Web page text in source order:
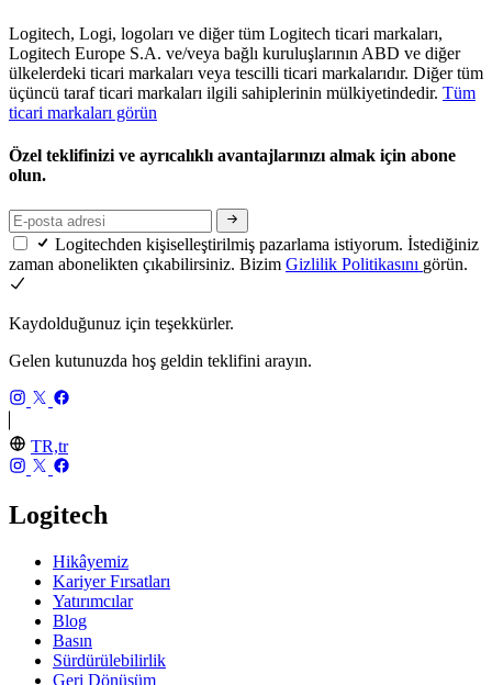
Logitech, Logi, logoları ve diğer tüm Logitech ticari markaları,
Logitech Europe S.A. ve/veya bağlı kuruluşlarının ABD ve diğer
ülkelerdeki ticari markaları veya tescilli ticari markalarıdır. Diğer tüm
üçüncü taraf ticari markaları ilgili sahiplerinin mülkiyetindedir. Tüm
ticari markaları görün
Özel teklifinizi ve ayrıcalıklı avantajlarınızı almak için abone
olun.
Logitechden kişiselleştirilmiş pazarlama istiyorum. İstediğiniz
zaman abonelikten çıkabilirsiniz. Bizim Gizlilik Politikasını görün.
Kaydolduğunuz için teşekkürler.
Gelen kutunuzda hoş geldin teklifini arayın.
TR,tr
Logitech
Hikâyemiz
Kariyer Fırsatları
Yatırımcılar
Blog
Basın
Sürdürülebilirlik
Geri Dönüşüm